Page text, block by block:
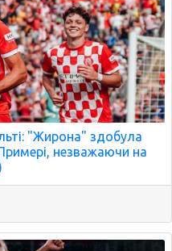
"Жирона" здобула
незважаючи на